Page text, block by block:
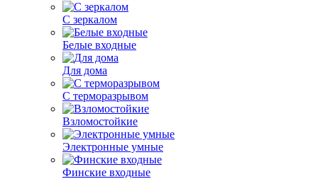
С зеркалом
Белые входные
Для дома
С терморазрывом
Взломостойкие
Электронные умные
Финские входные